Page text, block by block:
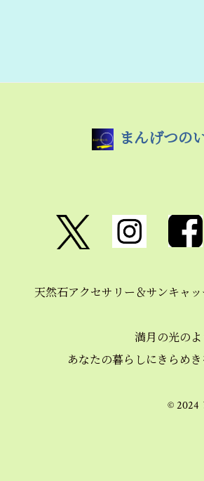
まんげつの
天然石アクセサリー＆サンキャ
満月の光のよ
あなたの暮らしにきらめき
© 2024